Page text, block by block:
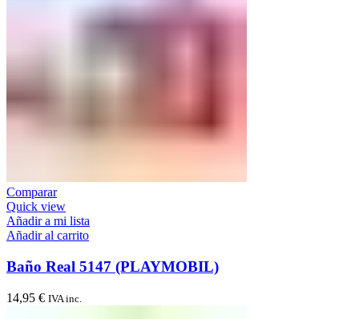
Comparar
Quick view
Añadir a mi lista
Añadir al carrito
Baño Real 5147 (PLAYMOBIL)
14,95 € IVA inc.